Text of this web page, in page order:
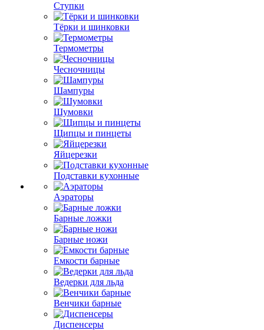
Ступки
Тёрки и шинковки
Термометры
Чесночницы
Шампуры
Шумовки
Щипцы и пинцеты
Яйцерезки
Подставки кухонные
Аэраторы
Барные ложки
Барные ножи
Емкости барные
Ведерки для льда
Венчики барные
Диспенсеры